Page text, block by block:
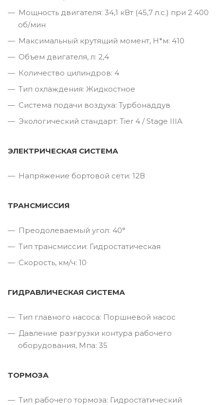
Мощность двигателя: 34,1 кВт (45,7 л.с.) при 2 400
об/мин
Максимальный крутящий момент, Н*м: 410
Объем двигателя, л: 2,4
Количество цилиндров: 4
Тип охлаждения: Жидкостное
Система подачи воздуха: Турбонаддув
Экологический стандарт: Tier 4 / Stage IIIA
ЭЛЕКТРИЧЕСКАЯ СИСТЕМА
Напряжение бортовой сети: 12В
ТРАНСМИССИЯ
Преодолеваемый угол: 40°
Тип трансмиссии: Гидростатическая
Скорость, км/ч: 10
ГИДРАВЛИЧЕСКАЯ СИСТЕМА
Тип главного насоса: Поршневой насос
Давление разгрузки контура рабочего
оборудования, Мпа: 35
ТОРМОЗА
Тип рабочего тормоза: Гидростатический